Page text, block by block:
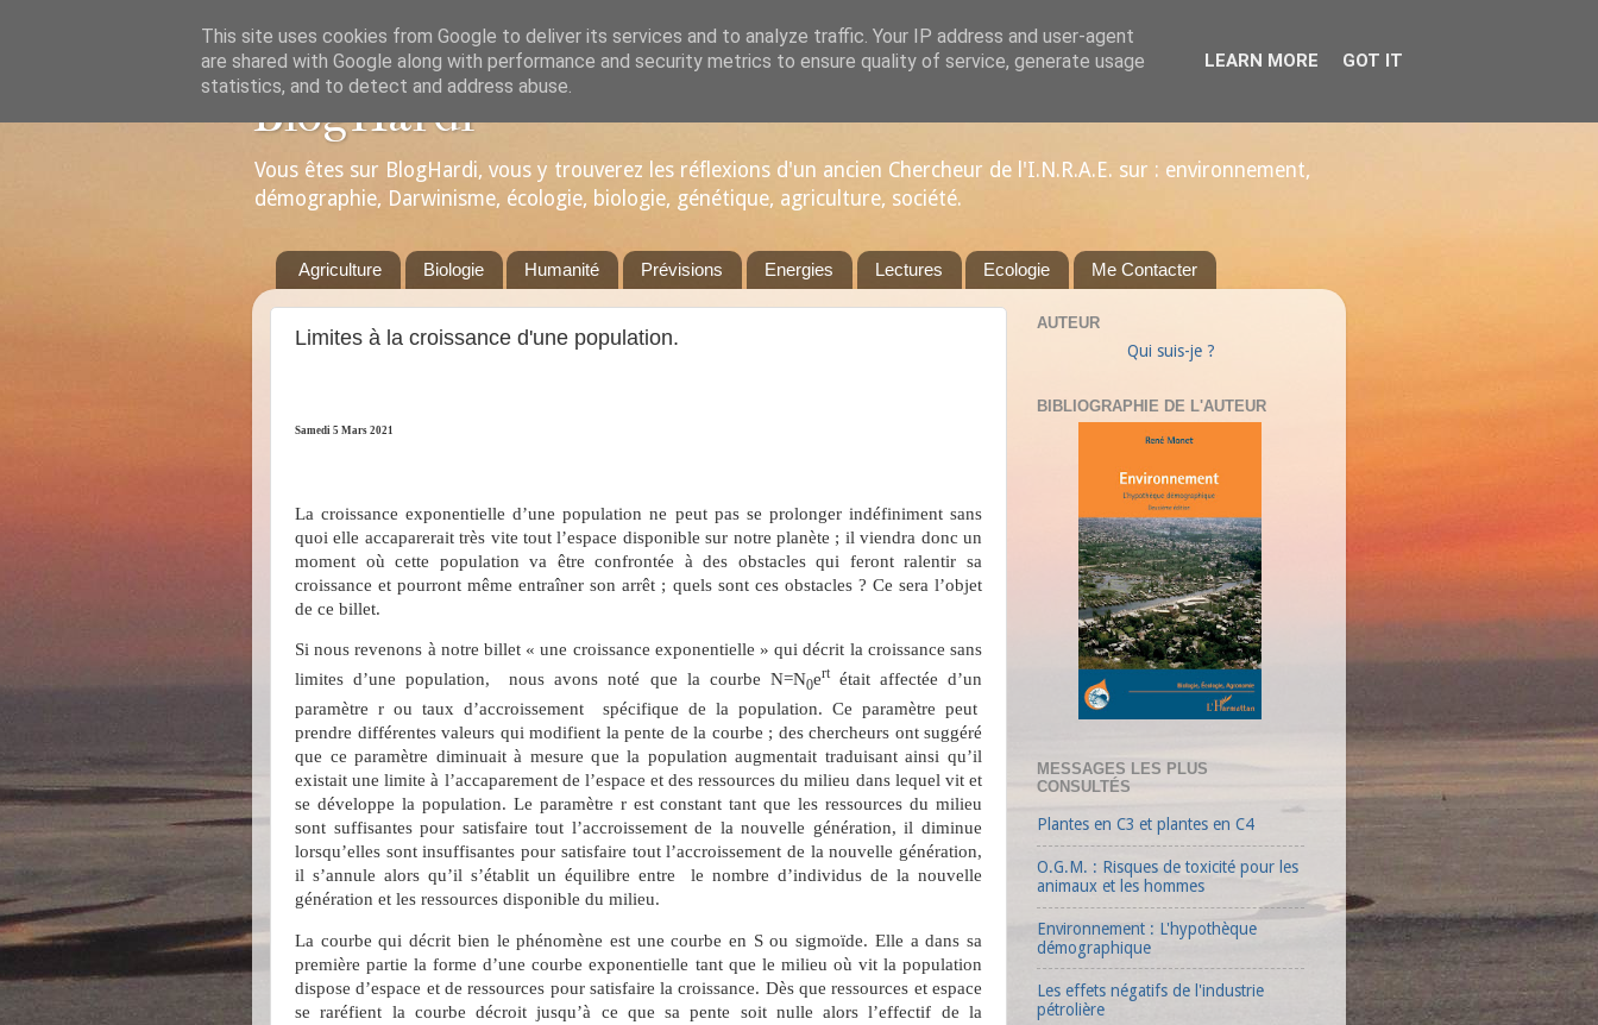
BlogHardi
Vous êtes sur BlogHardi, vous y trouverez les réflexions d'un ancien Chercheur de l'I.N.R.A.E. sur : environnement,
démographie, Darwinisme, écologie, biologie, génétique, agriculture, société.
Agriculture Biologie Humanité Prévisions Energies Lectures Ecologie Me Contacter
Limites à la croissance d'une population.
Samedi 5 Mars 2021
La croissance exponentielle d’une population ne peut pas se prolonger indéfiniment sans
quoi elle accaparerait très vite tout l’espace disponible sur notre planète ; il viendra donc un
moment où cette population va être confrontée à des obstacles qui feront ralentir sa
croissance et pourront même entraîner son arrêt ; quels sont ces obstacles ? Ce sera l’objet
de ce billet.
Si nous revenons à notre billet « une croissance exponentielle » qui décrit la croissance sans
limites d’une population,
nous avons noté que la courbe N=N0ertétait affectée d’un
paramètre r ou taux d’accroissement
spécifique de la population. Ce paramètre peut
prendre différentes valeurs qui modifient la pente de la courbe ; des chercheurs ont suggéré
que ce paramètre diminuait à mesure que la population augmentait traduisant ainsi qu’il
existait une limite à l’accaparement de l’espace et des ressources du milieu dans lequel vit et
se développe la population. Le paramètre r est constant tant que les ressources du milieu
sont suffisantes pour satisfaire tout l’accroissement de la nouvelle génération, il diminue
lorsqu’elles sont insuffisantes pour satisfaire tout l’accroissement de la nouvelle génération,
il s’annule alors qu’il s’établit un équilibre entre
le nombre d’individus de la nouvelle
génération et les ressources disponible du milieu.
La courbe qui décrit bien le phénomène est une courbe en S ou sigmoïde. Elle a dans sa
première partie la forme d’une courbe exponentielle tant que le milieu où vit la population
dispose d’espace et de ressources pour satisfaire la croissance. Dès que ressources et espace
se raréfient la courbe décroit jusqu’à ce que sa pente soit nulle alors l’effectif de la
AUTEUR
Qui suis-je ?
BIBLIOGRAPHIE DE L'AUTEUR
MESSAGES LES PLUS
CONSULTÉS
Plantes en C3 et plantes en C4
O.G.M. : Risques de toxicité pour les
animaux et les hommes
Environnement : L'hypothèque
démographique
Les effets négatifs de l'industrie
pétrolière
This site uses cookies from Google to deliver its services and to analyze traffic. Your IP address and user-agent
are shared with Google along with performance and security metrics to ensure quality of service, generate usage
statistics, and to detect and address abuse.
LEARN MORE GOT IT